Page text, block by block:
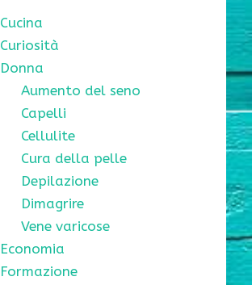
Cucina
Curiosità
Donna
Aumento del seno
Capelli
Cellulite
Cura della pelle
Depilazione
Dimagrire
Vene varicose
Economia
Formazione